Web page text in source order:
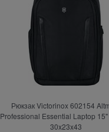
Рюкзак Victorinox 602154
Professional Essential Laptop 15"
30x23x43